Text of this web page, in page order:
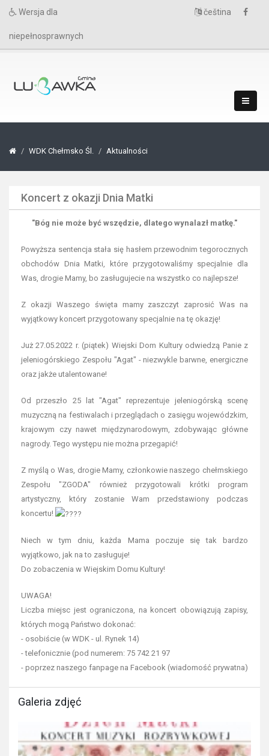
Wersja dla
niepełnosprawnych
čeština
WDK Chełmsko Śl. Aktualności
Koncert z okazji Dnia Matki
"Bóg nie może być wszędzie, dlatego wynalazł matkę."
Powyższa sentencja stała się hasłem przewodnim tegorocznych
obchodów Dnia Matki, które przygotowaliśmy specjalnie dla
Was, drogie Mamy, bo zasługujecie na wszystko co najlepsze!
Z okazji Waszego święta mamy zaszczyt zaprosić Was na
wyjątkowy koncert przygotowany specjalnie na tę okazję!
Już 27.05.2022 r. (piątek) Wiejski Dom Kultury odwiedzą Panie z
jeleniogórskiego Zespołu "Agat" - niezwykle barwne, energiczne
oraz jakże utalentowane!
Od przeszło 25 lat "Agat" reprezentuje jeleniogórską scenę
muzyczną na festiwalach i przeglądach o zasięgu wojewódzkim,
krajowym czy nawet międzynarodowym, zdobywając główne
nagrody. Tego występu nie można przegapić!
Z myślą o Was, drogie Mamy, członkowie naszego chełmskiego
Zespołu "ZGODA" również przygotowali krótki program
artystyczny, który zostanie Wam przedstawiony podczas
koncertu!
Niech w tym dniu, każda Mama poczuje się tak bardzo
wyjątkowo, jak na to zasługuje!
Do zobaczenia w Wiejskim Domu Kultury!
UWAGA!
Liczba miejsc jest ograniczona, na koncert obowiązują zapisy,
których mogą Państwo dokonać:
- osobiście (w WDK - ul. Rynek 14)
- telefonicznie (pod numerem: 75 742 21 97
- poprzez naszego fanpage na Facebook (wiadomość prywatna)
Galeria zdjęć